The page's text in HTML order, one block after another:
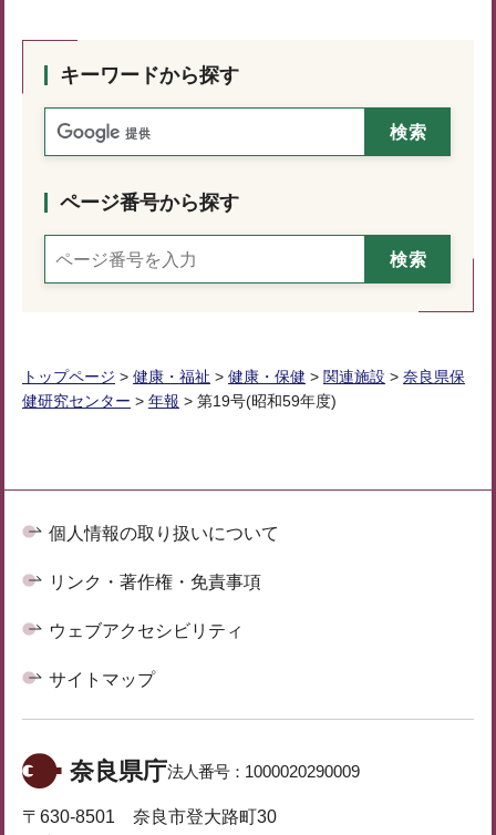
キーワードから探す
ページ番号から探す
トップページ > 健康・福祉 > 健康・保健 > 関連施設 > 奈良県保
健研究センター > 年報 > 第19号(昭和59年度)
個人情報の取り扱いについて
リンク・著作権・免責事項
ウェブアクセシビリティ
サイトマップ
奈良県庁法人番号： 1000020290009
〒630-8501 奈良市登大路町30